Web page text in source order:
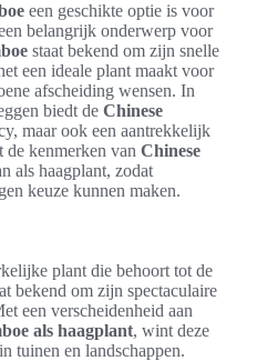
een geschikte optie is voor
belangrijk onderwerp voor
staat bekend om zijn snelle
een ideale plant maakt voor
afscheiding wensen. In
biedt de Chinese
maar ook een aantrekkelijk
kenmerken van Chinese
als haagplant, zodat
keuze kunnen maken.
plant die behoort tot de
bekend om zijn spectaculaire
een verscheidenheid aan
als haagplant, wint deze
tuinen en landschappen.